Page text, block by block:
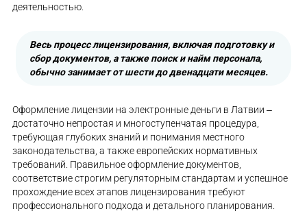
деятельностью.
Весь процесс лицензирования, включая подготовку и
сбор документов, а также поиск и найм персонала,
обычно занимает от шести до двенадцати месяцев.
Оформление лицензии на электронные деньги в Латвии ‒
достаточно непростая и многоступенчатая процедура,
требующая глубоких знаний и понимания местного
законодательства, а также европейских нормативных
требований. Правильное оформление документов,
соответствие строгим регуляторным стандартам и успешное
прохождение всех этапов лицензирования требуют
профессионального подхода и детального планирования.